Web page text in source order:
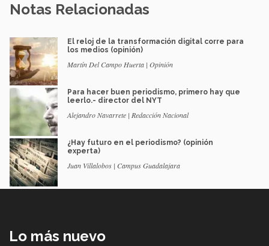
Notas Relacionadas
El reloj de la transformación digital corre para
los medios (opinión)
Martín Del Campo Huerta | Opinión
Para hacer buen periodismo, primero hay que
leerlo.- director del NYT
Alejandro Navarrete | Redacción Nacional
¿Hay futuro en el periodismo? (opinión
experta)
Juan Villalobos | Campus Guadalajara
Lo más nuevo